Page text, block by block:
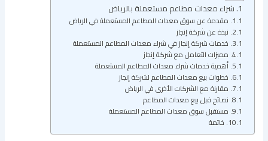
شراء معدات مطاعم مستعملة بالرياض
مقدمة عن سوق معدات المطاعم المستعملة في الرياض
نبذة عن شركة إنجاز
خدمات شركة إنجاز في شراء معدات المطاعم المستعملة
مميزات التعامل مع شركة إنجاز
أهمية خدمات شراء معدات المطاعم المستعملة
خطوات بيع معدات المطاعم لشركة إنجاز
مقارنة مع الشركات الأخرى في الرياض
نصائح قبل بيع معدات المطاعم
مستقبل سوق معدات المطاعم المستعملة
خاتمة